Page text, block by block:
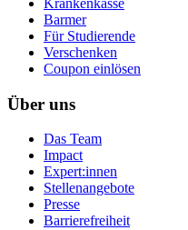
Krankenkasse
Barmer
Für Studierende
Ver­schen­ken
Coupon einlösen
Über uns
Das Team
Impact
Expert:innen
Stellenangebote
Presse
Barrierefreiheit